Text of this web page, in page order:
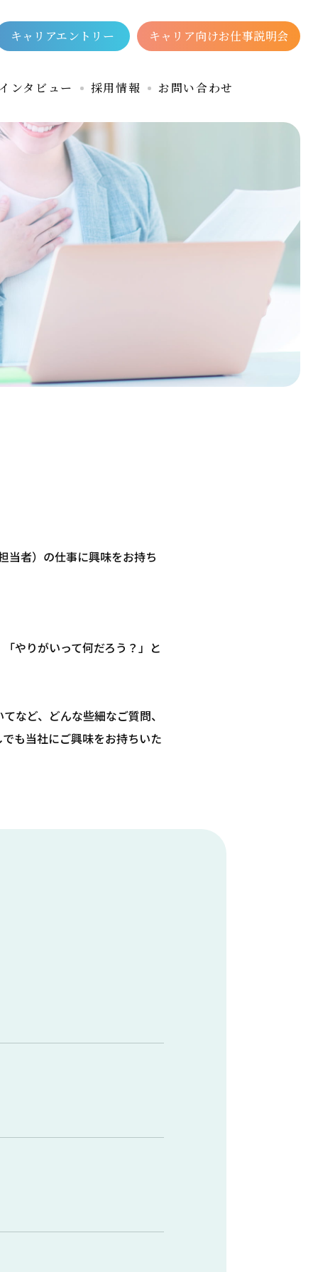
キャリアエントリー キャリア向けお仕事説明会
ンタビュー 採用情報 お問い合わせ
当者）の仕事に興味をお持ち
やりがいって何だろう？」と
など、どんな些細なご質問、
も当社にご興味をお持ちいた